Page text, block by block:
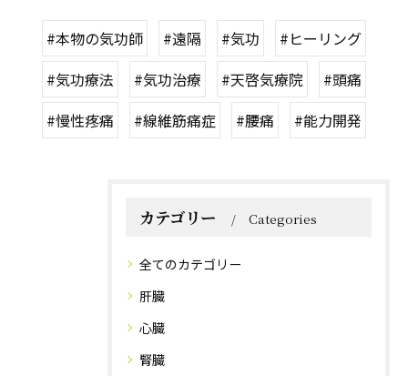
#本物の気功師 #遠隔 #気功
#ヒーリング
#気功療法
#気功治療 #天啓気療院
#頭痛
#慢性疼痛
#線維筋痛症 #腰痛 #能力開発
カテゴリー Categories
全てのカテゴリー
肝臓
心臓
腎臓